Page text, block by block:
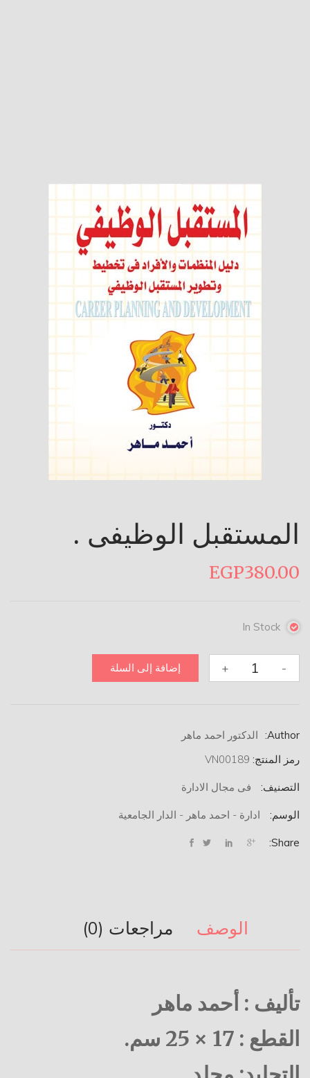
المستقبل الوظيفى .
EGP380.00
In Stock
+
المستقبل
- إضافة إلى السلة
Author:
الدكتور احمد ماهر
رمز المنتج: VN00189
التصنيف: فى مجال الادارة
الوسم: ادارة - احمد ماهر - الدار الجامعية
Share:
الوصف مراجعات (0)
تأليف : أحمد ماهر
القطع : 17 × 25 سم.